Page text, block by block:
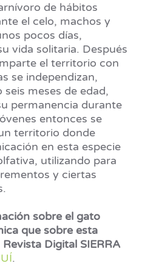
de hábitos
el celo, machos y
pocos días,
vida solitaria. Después
el territorio con
se independizan,
meses de edad,
permanencia durante
entonces se
territorio donde
en esta especie
utilizando para
y ciertas
sobre el gato
que sobre esta
Digital SIERRA
.